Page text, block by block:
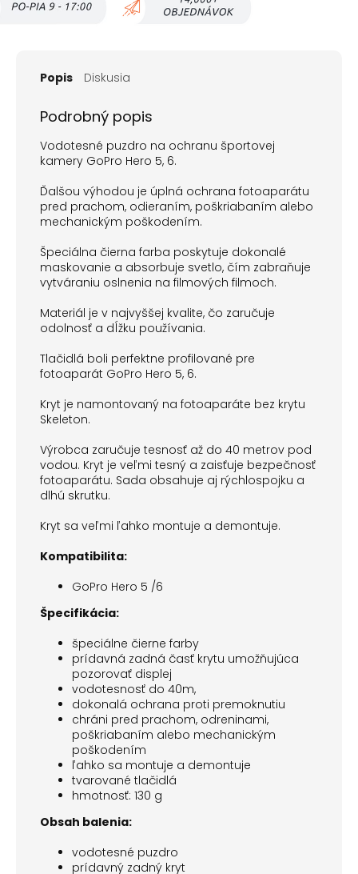
Popis Diskusia
Podrobný popis
Vodotesné puzdro na ochranu športovej
kamery GoPro Hero 5, 6.
Ďalšou výhodou je úplná ochrana fotoaparátu
pred prachom, odieraním, poškriabaním alebo
mechanickým poškodením.
Špeciálna čierna farba poskytuje dokonalé
maskovanie a absorbuje svetlo, čím zabraňuje
vytváraniu oslnenia na filmových filmoch.
Materiál je v najvyššej kvalite, čo zaručuje
odolnosť a dĺžku používania.
Tlačidlá boli perfektne profilované pre
fotoaparát GoPro Hero 5, 6.
Kryt je namontovaný na fotoaparáte bez krytu
Skeleton.
Výrobca zaručuje tesnosť až do 40 metrov pod
vodou. Kryt je veľmi tesný a zaisťuje bezpečnosť
fotoaparátu. Sada obsahuje aj rýchlospojku a
dlhú skrutku.
Kryt sa veľmi ľahko montuje a demontuje.
Kompatibilita:
GoPro Hero 5 /6
Špecifikácia:
špeciálne čierne farby
prídavná zadná časť krytu umožňujúca
pozorovať displej
vodotesnosť do 40m,
dokonalá ochrana proti premoknutiu
chráni pred prachom, odreninami,
poškriabaním alebo mechanickým
poškodením
ľahko sa montuje a demontuje
tvarované tlačidlá
hmotnosť: 130 g
Obsah balenia:
vodotesné puzdro
prídavný zadný kryt